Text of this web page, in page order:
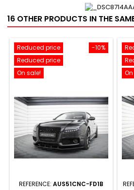
16 OTHER PRODUCTS IN THE
-10%
Reduced price
Reduced price
On sale!
REFERENCE: AUS51CNC-FD1B